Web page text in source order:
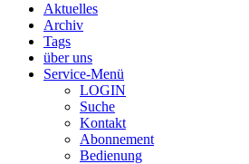
Aktuelles
Archiv
Tags
über uns
Service-Menü
LOGIN
Suche
Kontakt
Abonnement
Bedienung